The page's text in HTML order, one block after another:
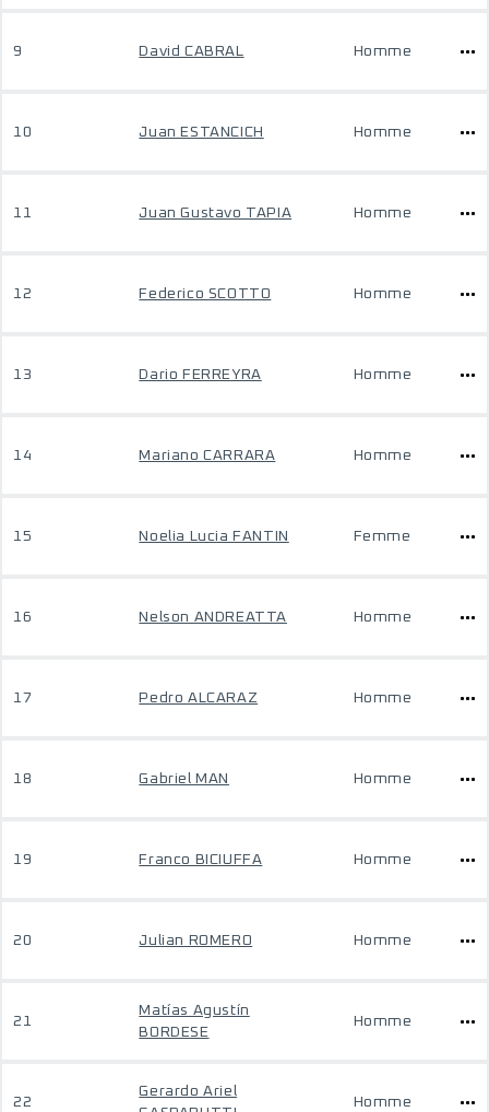
9 David CABRAL Homme
10 Juan ESTANCICH Homme
11 Juan Gustavo TAPIA Homme
12 Federico SCOTTO Homme
13 Dario FERREYRA Homme
14 Mariano CARRARA Homme
15 Noelia Lucia FANTIN Femme
16 Nelson ANDREATTA Homme
17 Pedro ALCARAZ Homme
18 Gabriel MAN Homme
19 Franco BICIUFFA Homme
20 Julian ROMERO Homme
21
Matías Agustín
BORDESE
Homme
22
Gerardo Ariel
Homme